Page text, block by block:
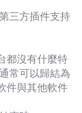
三方插件支持
都沒有什麼特
常可以歸結為
件與其他軟件